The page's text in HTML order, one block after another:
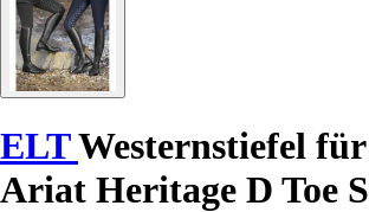
ELTWesternstiefel
Ariat Heritage D Toe